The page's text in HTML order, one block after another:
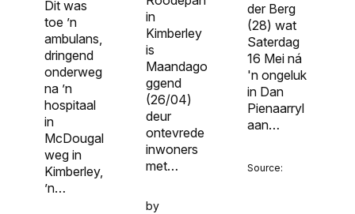
Dit was
toe ’n
ambulans,
dringend
onderweg
na ’n
hospitaal
in
McDougal
weg in
Kimberley,
’n…
in
Kimberley
is
Maandago
ggend
(26/04)
deur
ontevrede
inwoners
met…
by
der Berg
(28) wat
Saterdag
16 Mei ná
'n ongeluk
in Dan
Pienaarryl
aan…
Source: